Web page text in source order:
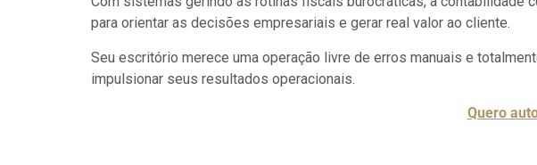
para orientar as decisões empresariais e gerar real valor ao cliente.
Seu escritório merece uma operação livre de erros manuais e
impulsionar seus resultados operacionais.
Quero